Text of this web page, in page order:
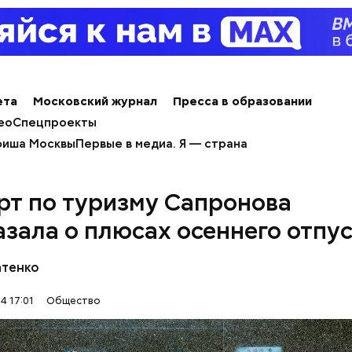
Московский журнал
Пресса в образовании
Спецпроекты
МосквыПервые в медиа. Я — страна
по туризму Сапронова
о плюсах осеннего
17:01 Общество